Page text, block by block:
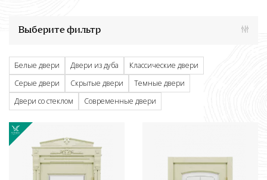
Выберите фильтр
Белые двери Двери из дуба
Классические двери
Серые двери
Скрытые двери
Темные двери
Двери со стеклом
Современные двери